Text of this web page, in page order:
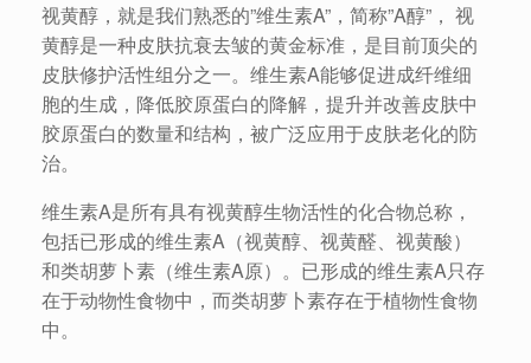
视黄醇，就是我们熟悉的”维生素A”，简称”A醇”， 视
黄醇是一种皮肤抗衰去皱的黄金标准，是目前顶尖的
皮肤修护活性组分之一。维生素A能够促进成纤维细
胞的生成，降低胶原蛋白的降解，提升并改善皮肤中
胶原蛋白的数量和结构，被广泛应用于皮肤老化的防
治。
维生素A是所有具有视黄醇生物活性的化合物总称，
包括已形成的维生素A（视黄醇、视黄醛、视黄酸）
和类胡萝卜素（维生素A原）。已形成的维生素A只存
在于动物性食物中，而类胡萝卜素存在于植物性食物
中。